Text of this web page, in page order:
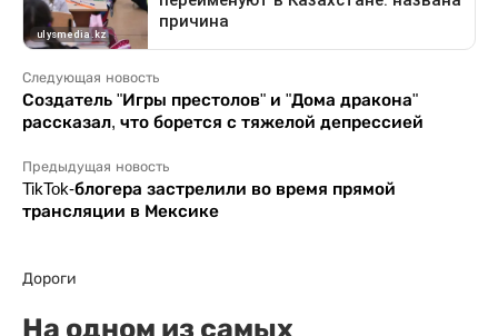
Следующая новость
Создатель "Игры престолов" и "Дома дракона"
рассказал, что борется с тяжелой депрессией
Предыдущая новость
TikTok-блогера застрелили во время прямой
трансляции в Мексике
Дороги
На одном из самых